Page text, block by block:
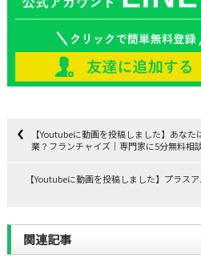
【Youtubeに動画を投稿しました】あな
業？フランチャイズ｜専門家に5分無料相
【Youtubeに動画を投稿しました】プラス
関連記事